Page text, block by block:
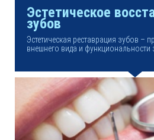
Эстетическое
зубов
Эстетическая реставрация зубов –
внешнего вида и функциональности